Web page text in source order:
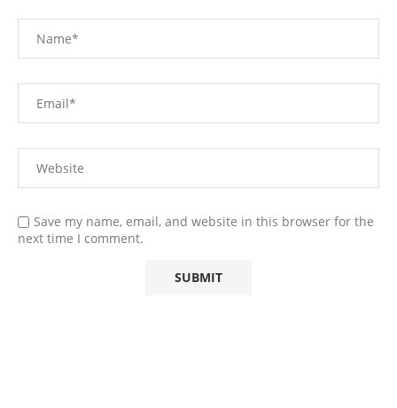
Save my name, email, and website in this browser for the
next time I comment.